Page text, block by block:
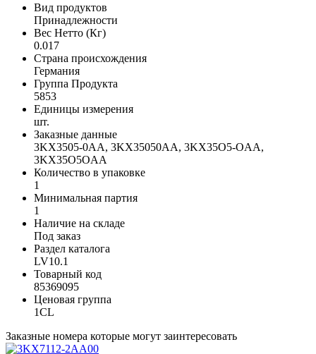
Вид продуктов
Принадлежности
Вес Нетто (Кг)
0.017
Страна происхождения
Германия
Группа Продукта
5853
Единицы измерения
шт.
Заказные данные
3KX3505-0AA, 3KX35050AA, 3KX35O5-OAA,
3KX35O5OAA
Количество в упаковке
1
Минимальная партия
1
Наличие на складе
Под заказ
Раздел каталога
LV10.1
Товарный код
85369095
Ценовая группа
1CL
Заказные номера которые могут заинтересовать